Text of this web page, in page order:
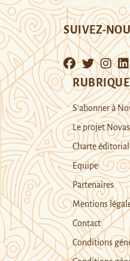
SUIVEZ-
S’abonner à
Le projet
Charte
Equipe
Partenaires
Mentions
Contact
Conditions